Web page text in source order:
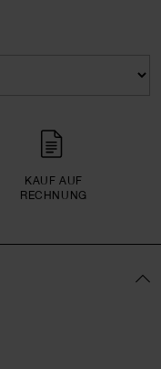
KAUF AUF
RECHNUNG